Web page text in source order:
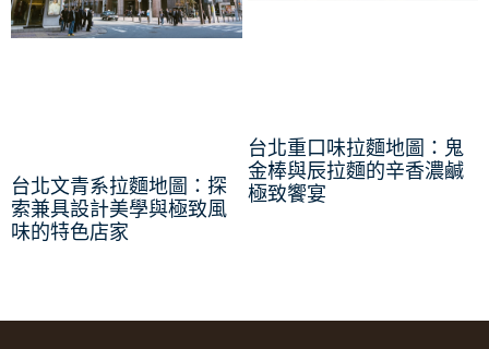
台北文青系拉麵地圖：探
索兼具設計美學與極致風
味的特色店家
台北重口味拉麵地圖：鬼
金棒與辰拉麵的辛香濃鹹
極致饗宴